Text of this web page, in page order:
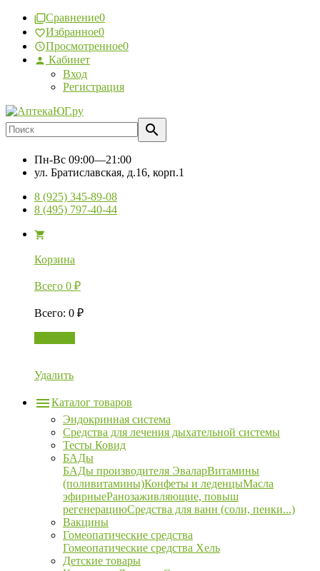
Сравнение0
Избранное0
Просмотренное0
Кабинет
Вход
Регистрация
Пн-Вс 09:00—21:00
ул. Братиславская, д.16, корп.1
8 (925) 345-89-08
8 (495) 797-40-44
Корзина
Всего 0 ₽
Всего: 0 ₽
Удалить
Каталог товаров
Эндокринная система
Средства для лечения дыхательной системы
Тесты Ковид
БАДы
БАДы производителя ЭваларВитамины
(поливитамины)Конфеты и леденцыМасла
эфирныеРанозаживляющие, повыш
регенерациюСредства для ванн (соли, пенки...)
Вакцины
Гомеопатические средства
Гомеопатические средства Хель
Детские товары